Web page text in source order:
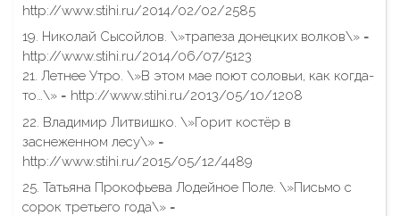
http://www.stihi.ru/2014/02/02/2585
19. Николай Сысойлов. \»трапеза донецких волков\» =
http://www.stihi.ru/2014/06/07/5123
21. Летнее Утро. \»В этом мае поют соловьи, как когда-
то…\» = http://www.stihi.ru/2013/05/10/1208
22. Владимир Литвишко. \»Горит костёр в
заснеженном лесу\» =
http://www.stihi.ru/2015/05/12/4489
25. Татьяна Прокофьева Лодейное Поле. \»Письмо с
сорок третьего года\» =